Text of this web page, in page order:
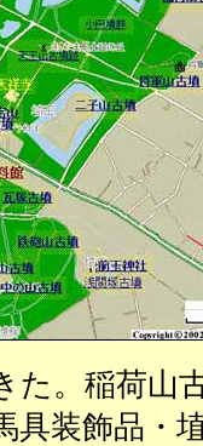
た。稲荷山
具装飾品・